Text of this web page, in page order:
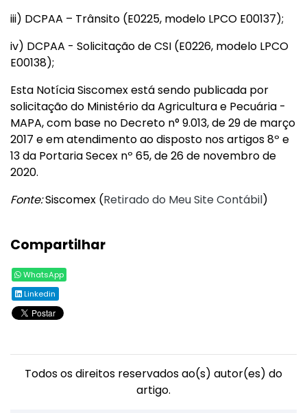
iii) DCPAA – Trânsito (E0225, modelo LPCO E00137);
iv) DCPAA - Solicitação de CSI (E0226, modelo LPCO
E00138);
Esta Notícia Siscomex está sendo publicada por
solicitação do Ministério da Agricultura e Pecuária -
MAPA, com base no Decreto n° 9.013, de 29 de março
2017 e em atendimento ao disposto nos artigos 8º e
13 da Portaria Secex nº 65, de 26 de novembro de
2020.
Fonte:Siscomex (Retirado do Meu Site Contábil)
Compartilhar
WhatsApp
Linkedin
Todos os direitos reservados ao(s) autor(es) do
artigo.